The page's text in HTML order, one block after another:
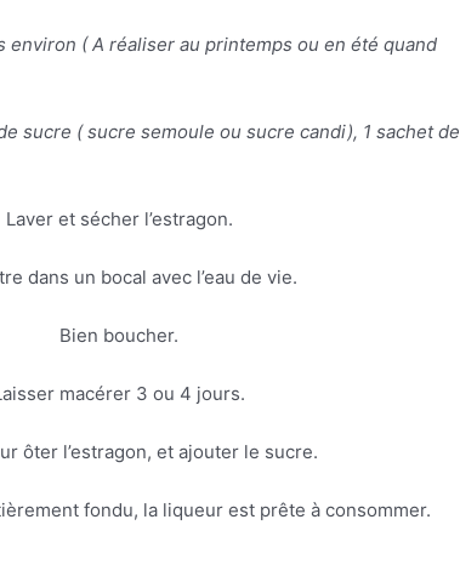
( A réaliser au printemps ou en été quand
sucre ( sucre semoule ou sucre candi), 1 sachet de
Laver et sécher l’estragon.
dans un bocal avec l’eau de vie.
Bien boucher.
macérer 3 ou 4 jours.
ôter l’estragon, et ajouter le sucre.
fondu, la liqueur est prête à consommer.